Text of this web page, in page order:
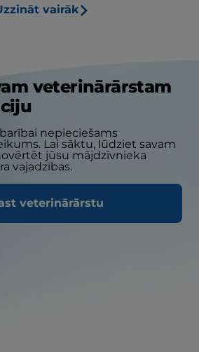
vairāk
veterinārārstam
nepieciešams
Lai sāktu, lūdziet savam
jūsu mājdzīvnieka
vajadzības.
veterinārārstu